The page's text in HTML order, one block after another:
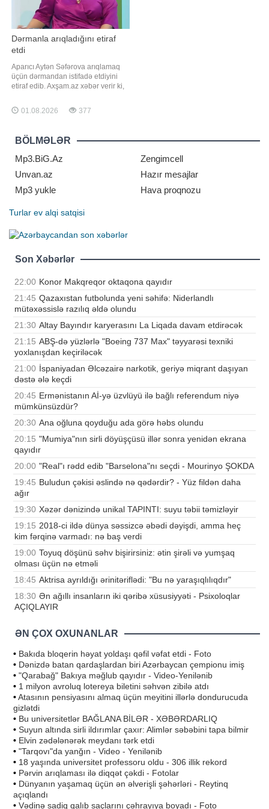
Dərmanla arıqladığını etiraf
etdi
Aparıcı Aytən Səfərova arıqlamaq
üçün dərmandan istifadə etdiyini
etiraf edib. Axşam.az xəbər verir ki,
Aparıcı qısa müddətdə 4 kiloqram
çəki atdığını bildirib:. "4 kiloqram
dərmandan istifadə edirsiniz?
Araşdırdım. Kök adam düşünü
01.08.2026 377
BÖLMƏLƏR
Mp3.BiG.Az
Zengimcell
Unvan.az
Hazır mesajlar
Mp3 yukle
Hava proqnozu
Turlar ev alqi satqisi
Son Xəbərlər
22:00 Konor Makqreqor oktaqona qayıdır
21:45 Qazaxıstan futbolunda yeni səhifə: Niderlandlı
mütəxəssislə razılıq əldə olundu
21:30 Altay Bayındır karyerasını La Liqada davam etdirəcək
21:15 ABŞ-də yüzlərlə "Boeing 737 Max" təyyarəsi texniki
yoxlanışdan keçiriləcək
21:00 İspaniyadan Əlcəzairə narkotik, geriyə miqrant daşıyan
dəstə ələ keçdi
20:45 Ermənistanın Aİ-yə üzvlüyü ilə bağlı referendum niyə
mümkünsüzdür?
20:30 Ana oğluna qoyduğu ada görə həbs olundu
20:15 "Mumiya"nın sirli döyüşçüsü illər sonra yenidən ekrana
qayıdır
20:00 "Real"ı rədd edib "Barselona"nı seçdi - Mourinyo ŞOKDA
19:45 Buludun çəkisi əslində nə qədərdir? - Yüz fildən daha
ağır
19:30 Xəzər dənizində unikal TAPINTI: suyu təbii təmizləyir
19:15 2018-ci ildə dünya səssizcə əbədi dəyişdi, amma heç
kim fərqinə varmadı: nə baş verdi
19:00 Toyuq döşünü səhv bişirirsiniz: ətin şirəli və yumşaq
olması üçün nə etməli
18:45 Aktrisa ayrıldığı ərinitəriflədi: "Bu nə yaraşıqlılıqdır"
18:30 Ən ağıllı insanların iki qəribə xüsusiyyəti - Psixoloqlar
AÇIQLAYIR
ƏN ÇOX OXUNANLAR
• Bakıda bloqerin həyat yoldaşı qəfil vəfat etdi - Foto
• Dənizdə batan qardaşlardan biri Azərbaycan çempionu imiş
• "Qarabağ" Bakıya məğlub qayıdır - Video-Yenilənib
• 1 milyon avroluq lotereya biletini səhvən zibilə atdı
•Atasının pensiyasını almaq üçün meyitini illərlə dondurucuda
gizlətdi
• Bu universitetlər BAĞLANA BİLƏR - XƏBƏRDARLIQ
• Suyun altında sirli ildırımlar çaxır: Alimlər səbəbini tapa bilmir
• Elvin zədələnərək meydanı tərk etdi
• "Tarqovı"da yanğın - Video - Yenilənib
• 18 yaşında universitet professoru oldu - 306 illik rekord
• Pərvin arıqlaması ilə diqqət çəkdi - Fotolar
• Dünyanın yaşamaq üçün ən əlverişli şəhərləri - Reytinq
açıqlandı
• Vədinə sadiq qalıb saçlarını çəhrayıya boyadı - Foto